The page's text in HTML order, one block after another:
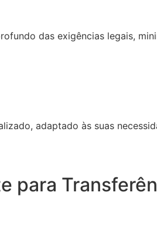
das exigências legais,
adaptado às suas
para